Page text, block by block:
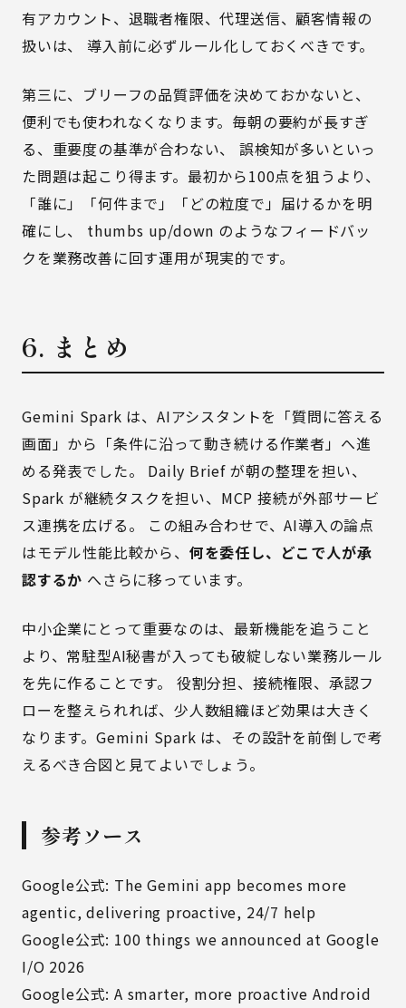
有アカウント、退職者権限、代理送信、顧客情報の
扱いは、 導入前に必ずルール化しておくべきです。
第三に、ブリーフの品質評価を決めておかないと、
便利でも使われなくなります。毎朝の要約が長すぎ
る、重要度の基準が合わない、 誤検知が多いといっ
た問題は起こり得ます。最初から100点を狙うより、
「誰に」「何件まで」「どの粒度で」届けるかを明
確にし、 thumbs up/down のようなフィードバッ
クを業務改善に回す運用が現実的です。
6. まとめ
Gemini Spark は、AIアシスタントを「質問に答える
画面」から「条件に沿って動き続ける作業者」へ進
める発表でした。 Daily Brief が朝の整理を担い、
Spark が継続タスクを担い、MCP 接続が外部サービ
ス連携を広げる。 この組み合わせで、AI導入の論点
はモデル性能比較から、 何を委任し、どこで人が承
認するか へさらに移っています。
中小企業にとって重要なのは、最新機能を追うこと
より、常駐型AI秘書が入っても破綻しない業務ルール
を先に作ることです。 役割分担、接続権限、承認フ
ローを整えられれば、少人数組織ほど効果は大きく
なります。Gemini Spark は、その設計を前倒しで考
えるべき合図と見てよいでしょう。
参考ソース
Google公式: The Gemini app becomes more
agentic, delivering proactive, 24/7 help
Google公式: 100 things we announced at Google
I/O 2026
Google公式: A smarter, more proactive Android